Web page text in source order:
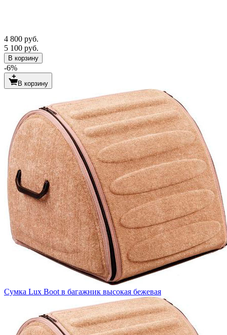
4 800 руб.
5 100 руб.
В корзину
-6%
В корзину
Сумка Lux Boot в багажник высокая бежевая